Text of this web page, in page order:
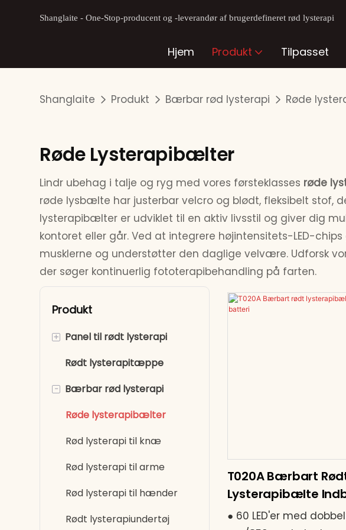
Shanglaite - One-Stop-producent og -leverandør af brugerdefineret rød lysterapi
Hjem Produkt Tilpasset
Shanglaite Produkt Bærbar rød lysterapi Røde
Røde Lysterapibælter
Lindr ubehag i talje og ryg med vores førsteklasses røde
røde lysbælte har justerbar velcro og blødt, fleksibelt stof,
lysterapibælter er udviklet til en aktiv livsstil og giver dig
kontoret eller går. Ved at integrere højintensitets-LED-chips
musklerne og understøtter den daglige velvære. Udforsk
der søger kontinuerlig fototerapibehandling på farten.
Produkt
+ Panel til rødt lysterapi
Rødt lysterapi for hele
af ​​kroppen
Rødt lysterapitæppe
-
Bærbar rød lysterapi
Røde lysterapibælter
Rød lysterapi til knæ
Rød lysterapi til arme
Rød lysterapi til hænder
Rødt lysterapiundertøj
T020A Bærbart
Lysterapibælte
Batteri
● 60 LED'er med